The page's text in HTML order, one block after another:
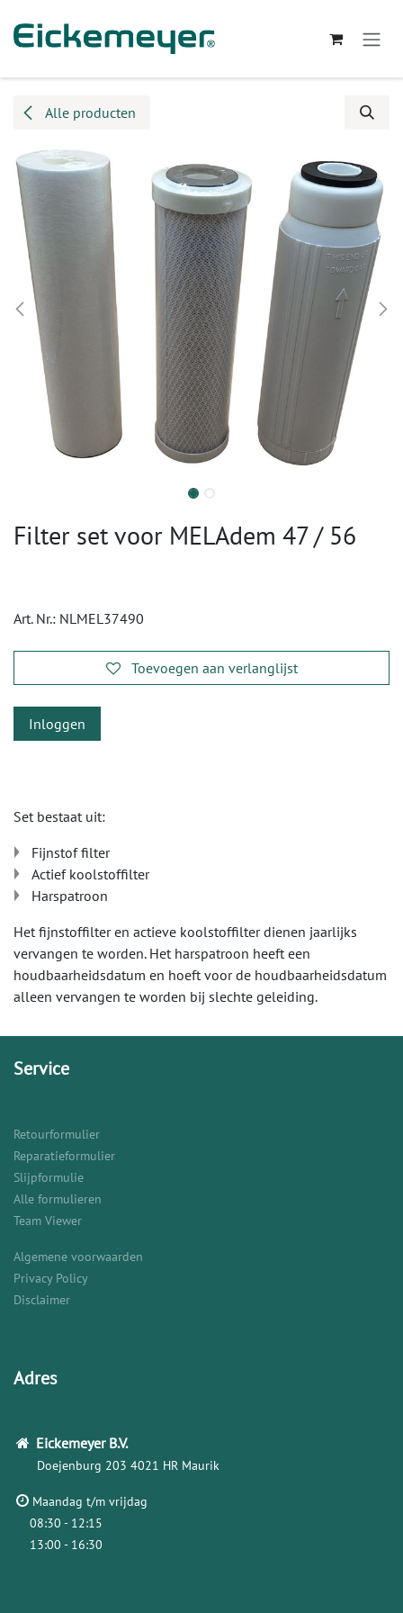
Alle producten
Filter set voor MELAdem 47 / 56
Art. Nr.: NLMEL37490
Toevoegen aan verlanglijst
Inloggen
Set bestaat uit:
Fijnstof filter
Actief koolstoffilter
Harspatroon
Het fijnstoffilter en actieve koolstoffilter dienen jaarlijks
vervangen te worden. Het harspatroon heeft een
houdbaarheidsdatum en hoeft voor de houdbaarheidsdatum
alleen vervangen te worden bij slechte geleiding.
Service
Retourformulier
Reparatieformulier
Slijpformulie
Alle formulieren
Team Viewer
Algemene voorwaarden
Privacy Policy
Disclaimer
Adres
Eickemeyer B.V.
Doejenburg 203 4021 HR Maurik
Maandag t/m vrijdag
08:30 - 12:15
13:00 - 16:30